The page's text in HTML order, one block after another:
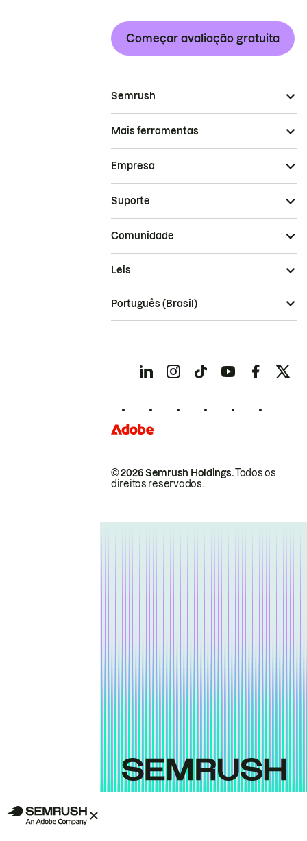
Começar avaliação gratuita
Semrush
Mais ferramentas
Empresa
Suporte
Comunidade
© 2026 Semrush Holdings.Todos os
direitos reservados.
Leis
Português (Brasil)